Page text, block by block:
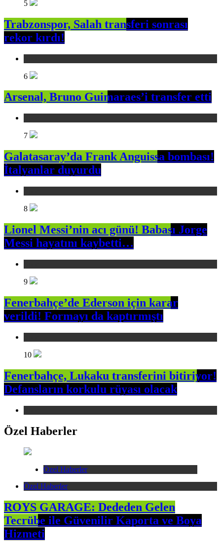
5
Trabzonspor, Salah transferi sonrası
rekor kırdı!
6
Arsenal, Bruno Guimaraes’i transfer etti
7
Galatasaray’da Frank Anguissa bombası!
İtalyanlar duyurdu
8
Lionel Messi’nin acı günü! Babası Jorge
Messi hayatını kaybetti…
9
Fenerbahçe’de Ederson için karar
verildi! Formayı da kaptırmıştı
10
Fenerbahçe, Lukaku transferini bitiriyor!
Defansların korkulu rüyası olacak
Özel Haberler
Özel Haberler
Özel Haberler
ROYS GARAGE: Dededen Gelen
Tecrübe ile Güvenilir Kaporta ve Boya
Hizmeti